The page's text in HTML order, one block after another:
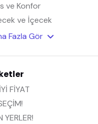
ve Konfor
ve İçecek
Fazla Gör
FİYAT
YERLER!